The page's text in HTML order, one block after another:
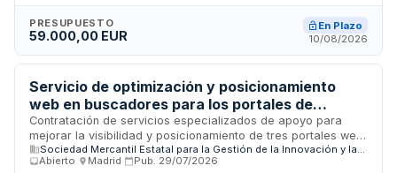
cada turno, supervisados por una coordinadora-promotora
de ventas. La contratación tiene una duración de cuatro
condiciones laborales se ajustarán al Convenio Colectivo del
Sector del Comercio del Metal de la Comunidad de Madrid.
PRESUPUESTO
59.000,00 EUR
En Plazo
10/08/2026
Servicio de optimización y posicionamiento
web en buscadores para los portales de
turismo spain.info, visitspain.com.cn y
tourspain.es - SEGITTUR
Contratación de servicios especializados de apoyo para
mejorar la visibilidad y posicionamiento de tres portales web
turísticos españoles en buscadores orgánicos, sistemas de
búsqueda generativa e inteligencia artificial. SEGITTUR
Sociedad Mercantil Estatal para la Gestión de la Innovación y las Tecnologías Turísticas, S.A.M.P. (SEGITTUR)
Abierto
Madrid Pub. 29/07/2026